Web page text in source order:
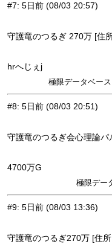
#7: 5日前 (08/03 20:57)
守護竜のつるぎ 270万 [住
hrへじぇj
極限データベー
#8: 5日前 (08/03 20:51)
守護竜のつるぎ会心理論
4700万G
極限デー
#9: 5日前 (08/03 13:36)
守護竜のつるぎ270万 [住